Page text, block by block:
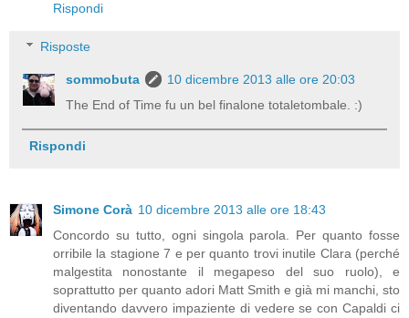
Rispondi
Risposte
sommobuta
10 dicembre 2013 alle ore 20:03
The End of Time fu un bel finalone totaletombale. :)
Rispondi
Simone Corà 10 dicembre 2013 alle ore 18:43
Concordo su tutto, ogni singola parola. Per quanto fosse
orribile la stagione 7 e per quanto trovi inutile Clara (perché
malgestita nonostante il megapeso del suo ruolo), e
soprattutto per quanto adori Matt Smith e già mi manchi, sto
diventando davvero impaziente di vedere se con Capaldi ci